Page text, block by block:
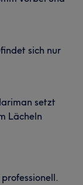
sich nur
setzt
Lächeln